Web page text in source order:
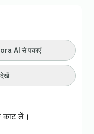
AI से पकाएं
देखें
काट लें।